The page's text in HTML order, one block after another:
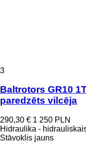
3
Baltrotors GR10
paredzēts vilcēja
290,30 € 1 250 PLN
Hidraulika -
Stāvoklis jauns